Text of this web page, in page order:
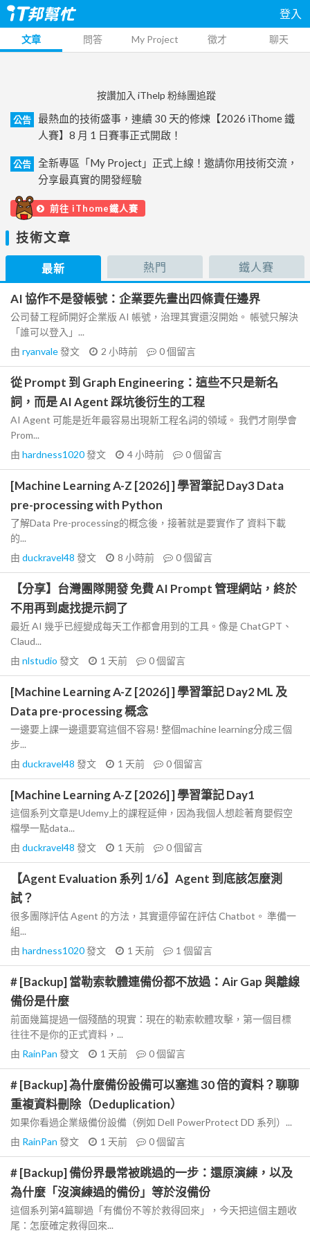
登入
文章 問答 My Project 徵才 聊天
按讚加入 iThelp 粉絲團追蹤
公告
最熱血的技術盛事，連續 30 天的修煉【2026 iThome 鐵
人賽】8 月 1 日賽事正式開啟！
公告
全新專區「My Project」正式上線！邀請你用技術交流，
分享最真實的開發經驗
前往 iThome鐵人賽
技術文章
最新 熱門 鐵人賽
AI 協作不是發帳號：企業要先畫出四條責任邊界
公司替工程師開好企業版 AI 帳號，治理其實還沒開始。 帳號只解決
「誰可以登入」...
由 ryanvale發文 2 小時前 0個留言
從 Prompt 到 Graph Engineering：這些不只是新名
詞，而是 AI Agent 踩坑後衍生的工程
AI Agent 可能是近年最容易出現新工程名詞的領域。 我們才剛學會
Prom...
由 hardness1020發文 4 小時前 0個留言
[Machine Learning A-Z [2026] ] 學習筆記 Day3 Data
pre-processing with Python
了解Data Pre-processing的概念後，接著就是要實作了 資料下載
的...
由 duckravel48 發文 8 小時前 0個留言
【分享】台灣團隊開發 免費 AI Prompt 管理網站，終於
不用再到處找提示詞了
最近 AI 幾乎已經變成每天工作都會用到的工具。像是 ChatGPT、
Claud...
由 nlstudio 發文 1 天前 0個留言
[Machine Learning A-Z [2026] ] 學習筆記 Day2 ML 及
Data pre-processing 概念
一邊要上課一邊還要寫這個不容易! 整個machine learning分成三個
步...
由 duckravel48 發文 1 天前 0個留言
[Machine Learning A-Z [2026] ] 學習筆記 Day1
這個系列文章是Udemy上的課程延伸，因為我個人想趁著育嬰假空
檔學一點data...
由 duckravel48 發文 1 天前 0個留言
【Agent Evaluation 系列 1/6】Agent 到底該怎麼測
試？
很多團隊評估 Agent 的方法，其實還停留在評估 Chatbot。 準備一
組...
由 hardness1020發文 1 天前 1 個留言
# [Backup] 當勒索軟體連備份都不放過：Air Gap 與離線
備份是什麼
前面幾篇提過一個殘酷的現實：現在的勒索軟體攻擊，第一個目標
往往不是你的正式資料，...
由 RainPan 發文 1 天前 0個留言
# [Backup] 為什麼備份設備可以塞進 30 倍的資料？聊聊
重複資料刪除（Deduplication）
如果你看過企業級備份設備（例如 Dell PowerProtect DD 系列）...
由 RainPan 發文 1 天前 0個留言
# [Backup] 備份界最常被跳過的一步：還原演練，以及
為什麼「沒演練過的備份」等於沒備份
這個系列第4篇聊過「有備份不等於救得回來」，今天把這個主題收
尾：怎麼確定救得回來...